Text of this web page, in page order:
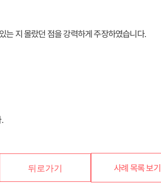
는 지 몰랐던 점을 강력하게 주장하였습니다.
뒤로가기 사례 목록 보기